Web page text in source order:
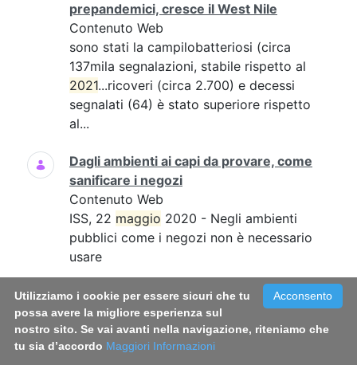
prepandemici, cresce il West Nile
Contenuto Web
sono stati la campilobatteriosi (circa
137mila segnalazioni, stabile rispetto al
2021...ricoveri (circa 2.700) e decessi
segnalati (64) è stato superiore rispetto
al...
Dagli ambienti ai capi da provare, come
sanificare i negozi
Contenuto Web
ISS, 22 maggio 2020 - Negli ambienti
pubblici come i negozi non è necessario
usare
Infezioni sessualmente trasmesse, online
il vademecum per conoscerle e
prevenirle
Contenuto Web
Acconsento
Utilizziamo i cookie per essere sicuri che tu
possa avere la migliore esperienza sul
nostro sito. Se vai avanti nella navigazione, riteniamo che
tu sia d’accordo Maggiori Informazioni